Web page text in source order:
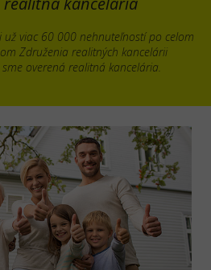
viac 60 000 nehnuteľností po celom
Združenia realitných kancelárii
overená realitná kancelária.